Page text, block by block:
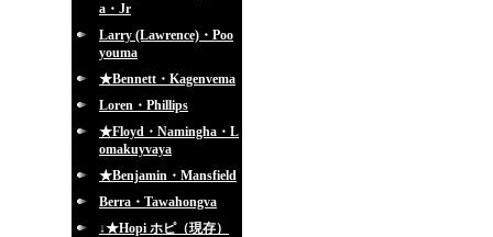
a・Jr
Larry (Lawrence)・Poo
youma
★Bennett・Kagenvema
Loren・Phillips
★Floyd・Namingha・L
omakuyvaya
★Benjamin・Mansfield
Berra・Tawahongva
↓★Hopi ホピ（現存）